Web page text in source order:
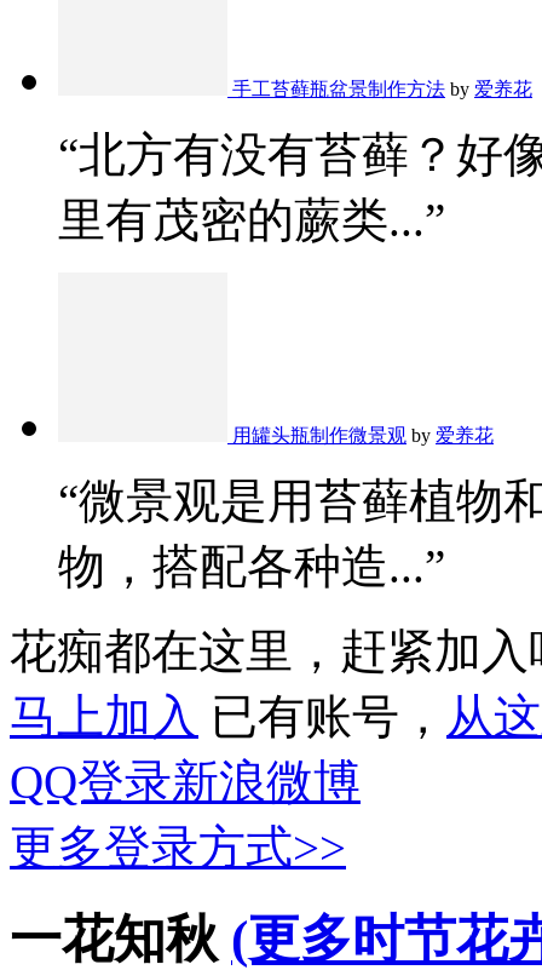
手工苔藓瓶盆景制作方法 by 爱养花
“北方有没有苔藓？好
里有茂密的蕨类...”
用罐头瓶制作微景观 by 爱养花
“微景观是用苔藓植物
物，搭配各种造...”
花痴都在这里，赶紧加入
马上加入 已有账号， 从
QQ登录新浪微博
更多登录方式>>
一花知秋 (更多时节花